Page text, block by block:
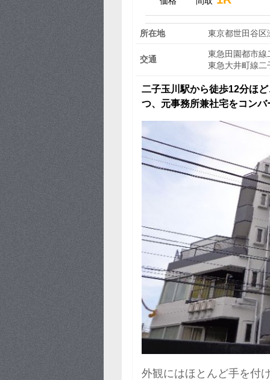
所在地 東京都世田谷区
交通
東急田園都市線
東急大井町線二
二子玉川駅から徒歩12分ほ
つ、元事務所兼社宅をコン
外観にはほとんど手を付